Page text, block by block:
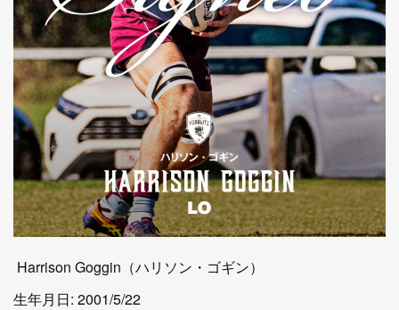
Harrison Goggin（ハリソン・ゴギン）
生年月日: 2001/5/22